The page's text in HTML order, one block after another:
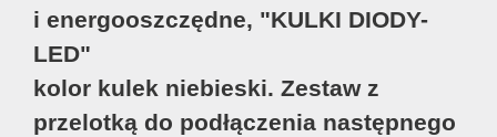
i energooszczędne, "KULKI DIODY-
LED"
kolor kulek niebieski. Zestaw z
przelotką do podłączenia następnego